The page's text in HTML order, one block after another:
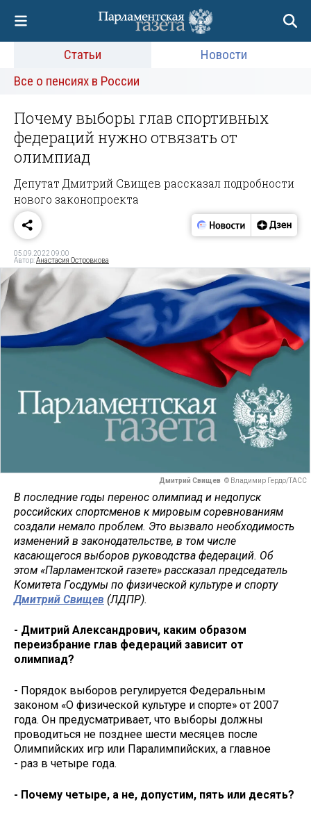
Статьи
Новости
Все о пенсиях в России
Почему выборы глав спортивных
федераций нужно отвязать от
олимпиад
Депутат Дмитрий Свищев рассказал подробности
нового законопроекта
05.09.2022 09:00
Автор:Анастасия Островкова
Дмитрий Свищев © Владимир Гердо/ТАСС
В последние годы перенос олимпиад и недопуск
российских спортсменов к мировым соревнованиям
создали немало проблем. Это вызвало необходимость
изменений в законодательстве, в том числе
касающегося выборов руководства федераций. Об
этом «Парламентской газете» рассказал председатель
Комитета Госдумы по физической культуре и спорту
Дмитрий Свищев (ЛДПР).
- Дмитрий Александрович, каким образом
переизбрание глав федераций зависит от
олимпиад?
- Порядок выборов регулируется Федеральным
законом «О физической культуре и спорте» от 2007
года. Он предусматривает, что выборы должны
проводиться не позднее шести месяцев после
Олимпийских игр или Паралимпийских, а главное
- раз в четыре года.
- Почему четыре, а не, допустим, пять или десять?